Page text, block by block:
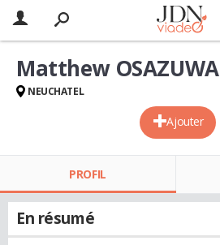
Ajouter
Matthew OSAZUWA
NEUCHATEL
PROFIL
En résumé